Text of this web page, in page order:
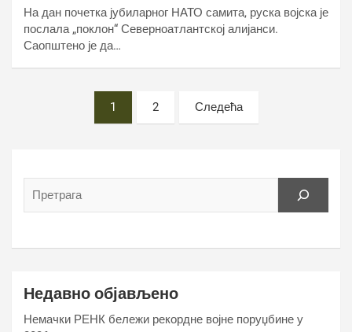
На дан почетка јубиларног НАТО самита, руска војска је
послала „поклон“ Северноатлантској алијанси.
Саопштено је да…
пагинатион
1 2 Следећа
Недавно објављено
Немачки РЕНК бележи рекордне војне поруџбине у